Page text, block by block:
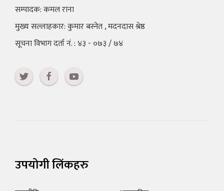
सम्पादक: कमल राना
मुख्य सल्लाहकार: कुमार बस्नेत , मदनदास श्रेष्ठ
सूचना विभाग दर्ता नं. : ४३ - ०७३ / ७४
उपयोगी लिंकहरु